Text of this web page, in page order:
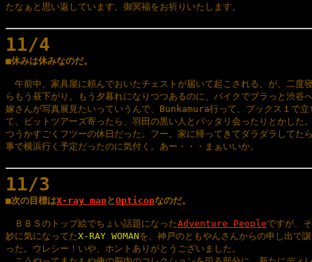
たなぁと思い返しています。御冥福をお祈りいたします。
11/4
■休みは休みなのだ。
午前中、家具屋に頼んでおいたチェストが届いて起こされる。が、二度
らもう昼下がり。もう夕暮れになりつつあるのに、バイクでブラっと渋谷
嫁さんが写真展見たいっていうんで、Bunkamura行って、ブックス１で立
て、ビットツアーズ寄ったら、羽田の黒い人とバッタリ会ったりとかした
つうかすごくフツーの休日だった。フー。家に帰ってきてダラダラしてた
事で横浜行く予定だったのに気付く。あー・・・まぁいいか。
11/3
■次の目標はX-ray man とOpticonなのだ。
ＢＢＳのトップ絵でちょい話題になったAdventure Peopleですが、
妙に気になってたX-RAY WOMANを、神戸のともやんさんからの申し出で
った。ウレシー！いや、ホントありがとうございました。